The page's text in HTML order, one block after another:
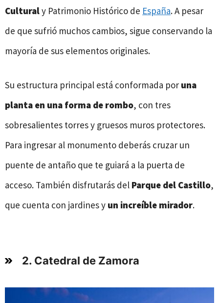
Culturaly Patrimonio Histórico de España. A pesar
de que sufrió muchos cambios, sigue conservando la
mayoría de sus elementos originales.
Su estructura principal está conformada por una
planta en una forma de rombo, con tres
sobresalientes torres y gruesos muros protectores.
Para ingresar al monumento deberás cruzar un
puente de antaño que te guiará a la puerta de
acceso. También disfrutarás del Parque del Castillo,
que cuenta con jardines y un increíble mirador.
2. Catedral de Zamora